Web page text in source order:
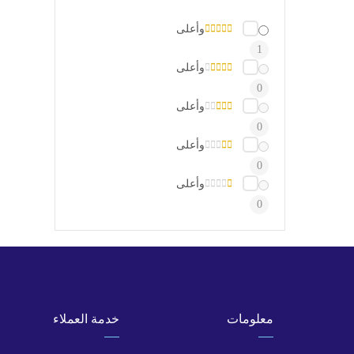
وأعلى
1
وأعلى
0
وأعلى
0
وأعلى
0
وأعلى
0
معلومات خدمة العملاء